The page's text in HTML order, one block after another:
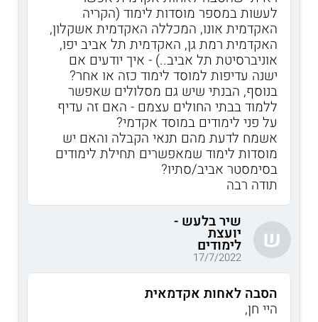
לעשות במספר מוסדות לימוד (הקריה
האקדמית אונו, המכללה האקדמית אשקלון,
האקדמית רמת גן, האקדמית תל אביב יפו,
אוניברסיטת תל אביב..) - איך יודעים אם
ישנה עדיפות למוסד לימוד כזה או אחר?
בנוסף, הבנתי שיש גם מסלולים שאפשר
ללמוד בבתי החולים עצמם - האם זה עדיף
על פני לימודים במוסד אקדמי?
אשמח לדעת מהם תנאי הקבלה והאם יש
מוסדות לימוד שמאפשרים תחילת לימודים
בסימסטר אביב/סתיו?
תודה רבה
ש
שיר בלעש -
יועצת
לימודים
17/7/2022
הסבה לאחות אקדמאית
היי חן,